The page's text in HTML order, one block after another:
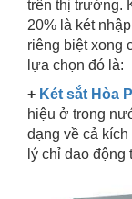
trên thị trường.
20% là két
riêng biệt xong
lựa chọn đó là:
+ Két sắt Hòa
hiệu ở trong
dạng về cả
lý chỉ dao động